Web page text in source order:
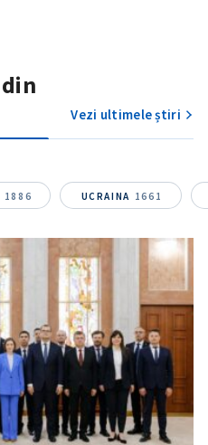
din
Vezi ultimele știri
1886 UCRAINA 1661